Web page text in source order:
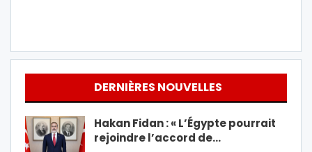
DERNIÈRES NOUVELLES
Hakan Fidan : « L’Égypte pourrait
rejoindre l’accord de…